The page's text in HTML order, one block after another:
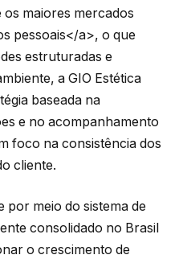
maiores mercados
pessoais</a>, o que
estruturadas e
a GIO Estética
baseada na
e no acompanhamento
foco na consistência dos
cliente.
por meio do sistema de
consolidado no Brasil
o crescimento de